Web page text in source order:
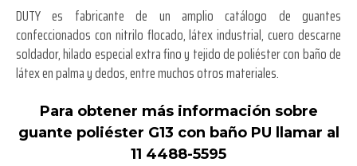
DUTY es fabricante de un amplio catálogo de guantes
confeccionados con nitrilo flocado, látex industrial, cuero descarne
soldador, hilado especial extra fino y tejido de poliéster con baño de
látex en palma y dedos, entre muchos otros materiales.
Para obtener más información sobre
guante poliéster G13 con baño PU llamar al
11 4488-5595